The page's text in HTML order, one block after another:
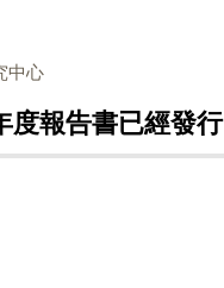
中心
度報告書已經發行